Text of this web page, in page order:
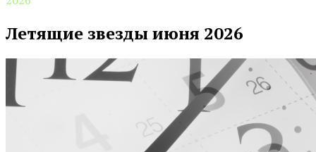
Летящие звезды июня 2026